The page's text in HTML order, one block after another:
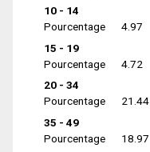
10 - 14
Pourcentage
4.97
15 - 19
Pourcentage
4.72
20 - 34
Pourcentage
21.44
35 - 49
Pourcentage
18.97